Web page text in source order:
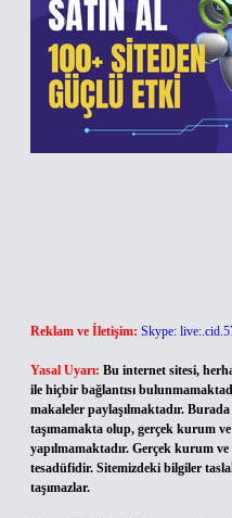
Reklam ve İletişim: Skype:
Yasal Uyarı: Bu internet sitesi,
ile hiçbir bağlantısı
makaleler paylaşılmaktadır.
taşımamakta olup, gerçek kurum
yapılmamaktadır. Gerçek kurum
tesadüfidir. Sitemizdeki bilgiler
taşımazlar.